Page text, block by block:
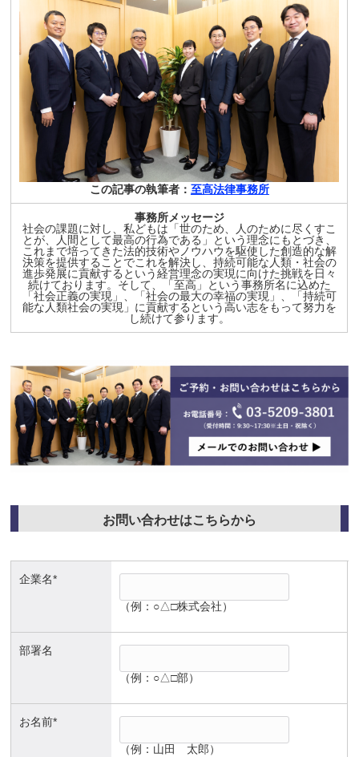
この記事の執筆者： 至高法律事務所
事務所メッセージ
社会の課題に対し、私どもは「世のため、人のために尽くすこ
とが、人間として最高の行為である」という理念にもとづき、
これまで培ってきた法的技術やノウハウを駆使した創造的な解
決策を提供することでこれを解決し、持続可能な人類・社会の
進歩発展に貢献するという経営理念の実現に向けた挑戦を日々
続けております。そして、「至高」という事務所名に込めた
「社会正義の実現」、「社会の最大の幸福の実現」、「持続可
能な人類社会の実現」に貢献するという高い志をもって努力を
し続けて参ります。
お問い合わせはこちらから
企業名*
（例：○△□株式会社）
部署名
（例：○△□部）
お名前*
（例：山田 太郎）